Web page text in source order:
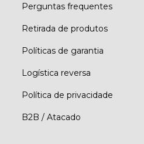
Perguntas frequentes
Retirada de produtos
Políticas de garantia
Logística reversa
Política de privacidade
B2B / Atacado